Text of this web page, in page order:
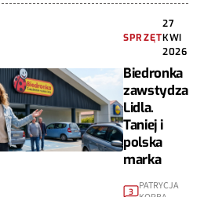
SPRZĘT
27
KWI
2026
Biedronka
zawstydza
Lidla.
Taniej i
polska
marka
3
PATRYCJA